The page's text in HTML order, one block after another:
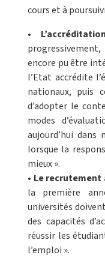
cours et à
•
progressivement,
encore pu être
l’Etat accrédite
nationaux, puis
d’adopter le
modes
aujourd’hui
lorsque la
mieux ».
• Le recrutement
la première
universités
des capacités
réussir les
l’emploi ».